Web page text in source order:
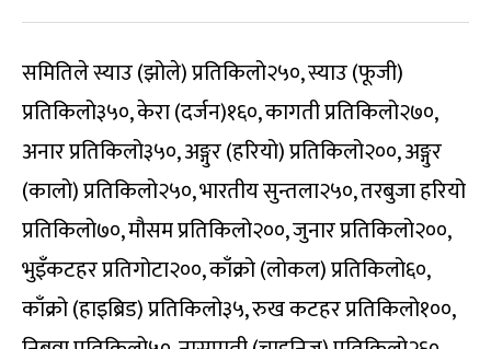
समितिले स्याउ (झोले) प्रतिकिलो२५०, स्याउ (फूजी)
प्रतिकिलो३५०, केरा (दर्जन)१६०, कागती प्रतिकिलो२७०,
अनार प्रतिकिलो३५०, अङ्गुर (हरियो) प्रतिकिलो२००, अङ्गुर
(कालो) प्रतिकिलो२५०, भारतीय सुन्तला२५०, तरबुजा हरियो
प्रतिकिलो७०, मौसम प्रतिकिलो२००, जुनार प्रतिकिलो२००,
भुइँकटहर प्रतिगोटा२००, काँक्रो (लोकल) प्रतिकिलो६०,
काँक्रो (हाइब्रिड) प्रतिकिलो३५, रुख कटहर प्रतिकिलो१००,